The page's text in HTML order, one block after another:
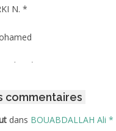
N. *
*
Hamid
commentaires
dans BOUABDALLAH Ali *